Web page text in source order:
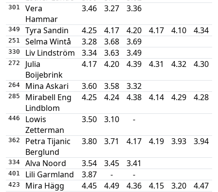
301
Vera
Hammar
3.46 3.27 3.36
349 Tyra Sandin 4.25 4.17 4.20 4.17 4.10 4.34
251 Selma Wintå 3.28 3.68 3.69
330 Liv Lindström 3.34 3.63 3.49
272
Julia
Boijebrink
4.17 4.20 4.39 4.31 4.32 4.30
264 Mina Askari 3.60 3.58 3.32
285
Mirabell Eng
Lindblom
4.25 4.24 4.38 4.14 4.29 4.28
446
Lowis
Zetterman
3.50 3.10 -
362
Petra Tijanic
Berglund
3.80 3.71 4.17 4.19 3.93 3.94
334 Alva Noord 3.54 3.45 3.41
401 Lili Garmland 3.87 - -
423 Mira Hägg 4.45 4.49 4.36 4.15 3.20 4.47